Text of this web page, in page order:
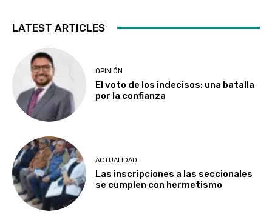
LATEST ARTICLES
OPINIÓN
El voto de los indecisos: una batalla
por la confianza
ACTUALIDAD
Las inscripciones a las seccionales
se cumplen con hermetismo